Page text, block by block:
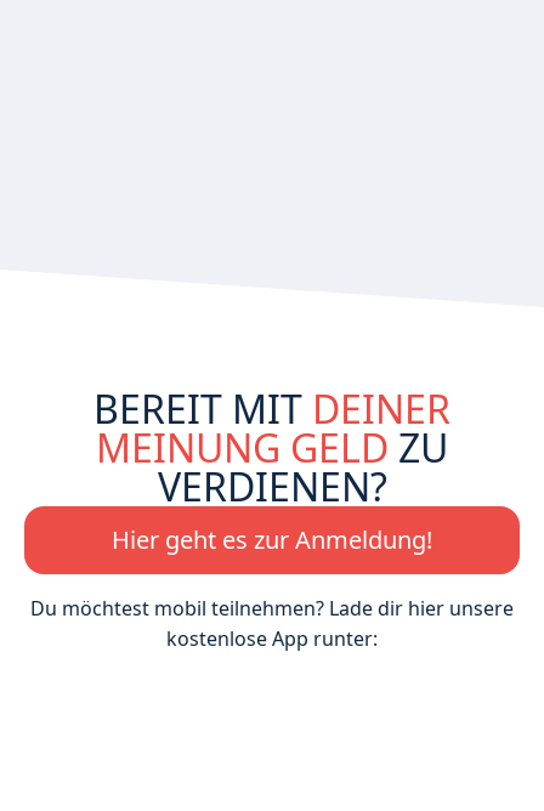
BEREIT MIT DEINER
MEINUNG GELD ZU
VERDIENEN?
Hier geht es zur Anmeldung!
Du möchtest mobil teilnehmen? Lade dir hier unsere
kostenlose App runter: